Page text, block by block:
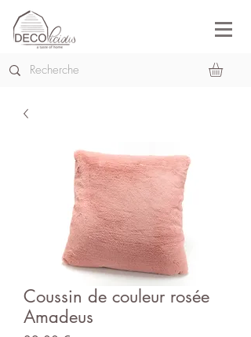
Coussin de couleur rosée
Amadeus